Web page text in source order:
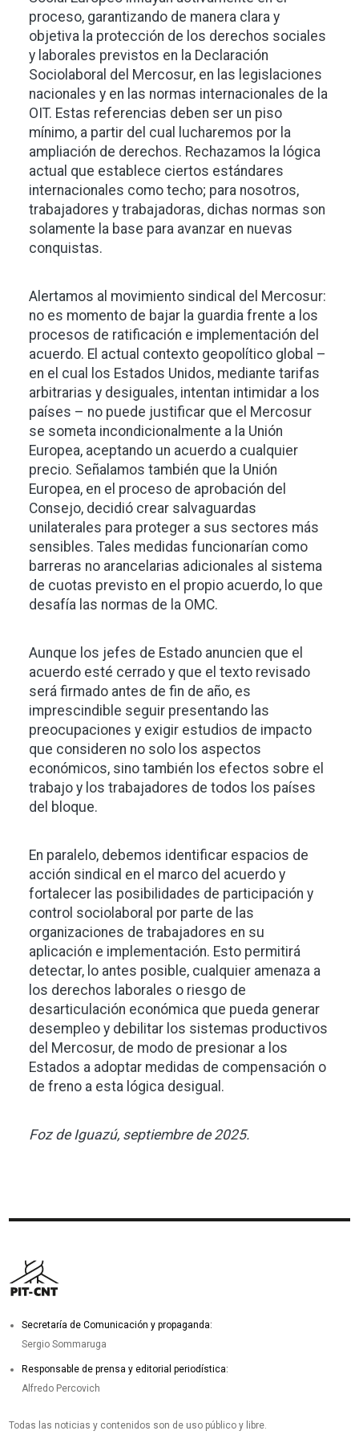
proceso, garantizando de manera clara y
objetiva la protección de los derechos sociales
y laborales previstos en la Declaración
Sociolaboral del Mercosur, en las legislaciones
nacionales y en las normas internacionales de la
OIT. Estas referencias deben ser un piso
mínimo, a partir del cual lucharemos por la
ampliación de derechos. Rechazamos la lógica
actual que establece ciertos estándares
internacionales como techo; para nosotros,
trabajadores y trabajadoras, dichas normas son
solamente la base para avanzar en nuevas
conquistas.
Alertamos al movimiento sindical del Mercosur:
no es momento de bajar la guardia frente a los
procesos de ratificación e implementación del
acuerdo. El actual contexto geopolítico global –
en el cual los Estados Unidos, mediante tarifas
arbitrarias y desiguales, intentan intimidar a los
países – no puede justificar que el Mercosur
se someta incondicionalmente a la Unión
Europea, aceptando un acuerdo a cualquier
precio. Señalamos también que la Unión
Europea, en el proceso de aprobación del
Consejo, decidió crear salvaguardas
unilaterales para proteger a sus sectores más
sensibles. Tales medidas funcionarían como
barreras no arancelarias adicionales al sistema
de cuotas previsto en el propio acuerdo, lo que
desafía las normas de la OMC.
Aunque los jefes de Estado anuncien que el
acuerdo esté cerrado y que el texto revisado
será firmado antes de fin de año, es
imprescindible seguir presentando las
preocupaciones y exigir estudios de impacto
que consideren no solo los aspectos
económicos, sino también los efectos sobre el
trabajo y los trabajadores de todos los países
del bloque.
En paralelo, debemos identificar espacios de
acción sindical en el marco del acuerdo y
fortalecer las posibilidades de participación y
control sociolaboral por parte de las
organizaciones de trabajadores en su
aplicación e implementación. Esto permitirá
detectar, lo antes posible, cualquier amenaza a
los derechos laborales o riesgo de
desarticulación económica que pueda generar
desempleo y debilitar los sistemas productivos
del Mercosur, de modo de presionar a los
Estados a adoptar medidas de compensación o
de freno a esta lógica desigual.
Foz de Iguazú, septiembre de 2025.
Secretaría de Comunicación y propaganda:
Sergio Sommaruga
Responsable de prensa y editorial periodística:
Alfredo Percovich
Todas las noticias y contenidos son de uso público y libre.